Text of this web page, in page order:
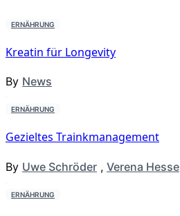
ERNÄHRUNG
Kreatin für Longevity
By News
ERNÄHRUNG
Gezieltes Trainkmanagement
By Uwe Schröder , Verena Hesse
ERNÄHRUNG